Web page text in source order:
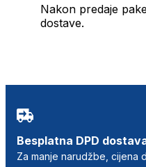
Nakon predaje
dostave.
Besplatna DPD
Za manje narudžbe, cijena